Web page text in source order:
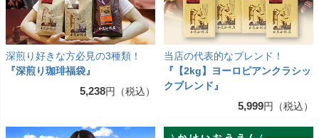
深煎り好きな方必見の3種類！
『深煎り珈琲福袋』
5,238円（税込）
当店の代表的なブレンド！
『【2kg】ヨーロピアンクラシッ
クブレンド』
5,999円（税込）